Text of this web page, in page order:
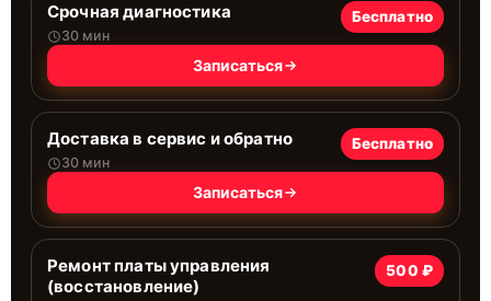
Срочная диагностика
30 мин
Бесплатно
Записаться
Доставка в сервис и обратно
30 мин
Бесплатно
Записаться
Ремонт платы управления
(восстановление)
500 ₽